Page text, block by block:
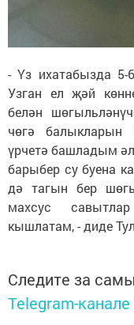
- Үз ихатабызда 5-
Узган ел җәй
белән
чөгә
үрчетә башладым
барыбер су буена
дә тагын бер
махсус
кышлатам, - диде
Следите за
Telegram-канале